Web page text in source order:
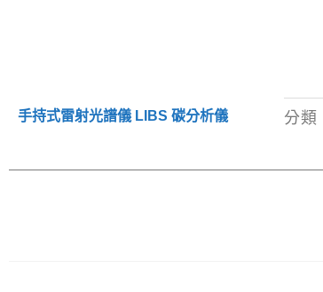
手持式雷射光譜儀 LIBS 碳分析儀 分類